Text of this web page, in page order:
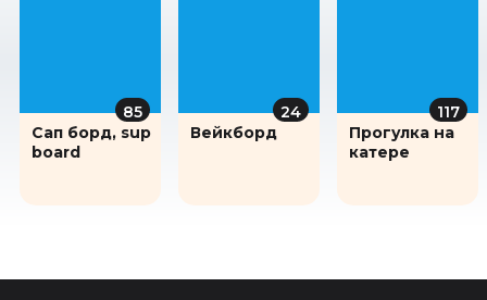
85
Сап борд, sup
board
24
Вейкборд
117
Прогулка на
катере